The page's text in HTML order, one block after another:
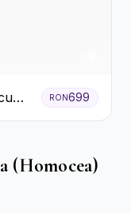
RON699
(Homocea)